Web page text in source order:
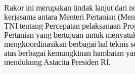
Rakor ini merupakan tindak lanjut dari
kerjasama antara Menteri Pertanian
TNI tentang Percepatan pelaksanaan
Pertanian yang bertujuan untuk
mengkoordinasikan berbagai hal teknis
atas berbagai kemungkinan hambatan
mendukung Astacita Presiden RI.